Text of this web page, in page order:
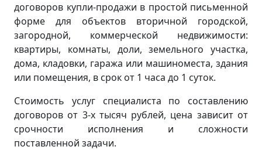
договоров купли-продажи в простой письменной
форме для объектов вторичной городской,
загородной, коммерческой недвижимости:
квартиры, комнаты, доли, земельного участка,
дома, кладовки, гаража или машиноместа, здания
или помещения, в срок от 1 часа до 1 суток.
Стоимость услуг специалиста по составлению
договоров от 3-х тысяч рублей, цена зависит от
срочности исполнения и сложности
поставленной задачи.